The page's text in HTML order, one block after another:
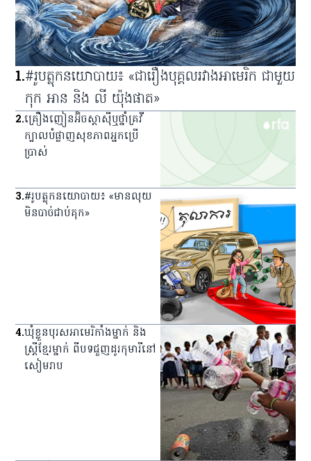
1.#រូបត្លុកនយោបាយ៖ «ជារឿងបុគ្គលរវាងអាមេរិក ជាមួយ
កុក អាន និង លី យ៉ុងផាត»
2.គ្រឿង​ញៀន​អ៊ិចស្តាស៊ី​ឬ​ថ្នាំ​គ្រវី​
ក្បាល​បំផ្លាញ​សុខភាព​អ្នក​ប្រើ
ប្រាស់
3.#រូបត្លុកនយោបាយ៖ «មានលុយ
មិនបាច់ជាប់គុក»
4.ឃុំ​ខ្លួន​បុរស​អាមេរិកាំង​ម្នាក់ និង​
ស្ត្រី​ខ្មែរ​ម្នាក់ ពី​បទ​ជួញ​ដូរ​កុមារី​នៅ​
សៀមរាប